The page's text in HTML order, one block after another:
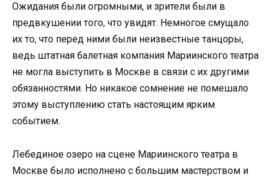
Ожидания были огромными, и зрители были в
предвкушении того, что увидят. Немногое смущало
их то, что перед ними были неизвестные танцоры,
ведь штатная балетная компания Мариинского театра
не могла выступить в Москве в связи с их другими
обязанностями. Но никакое сомнение не помешало
этому выступлению стать настоящим ярким
событием.
Лебединое озеро на сцене Мариинского театра в
Москве было исполнено с большим мастерством и